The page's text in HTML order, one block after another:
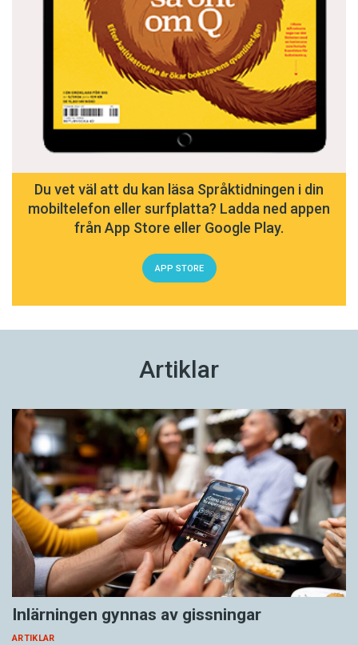
Du vet väl att du kan läsa Språktidningen i din
mobiltelefon eller surfplatta? Ladda ned appen
från App Store eller Google Play.
APP STORE
Artiklar
Inlärningen gynnas av gissningar
ARTIKLAR